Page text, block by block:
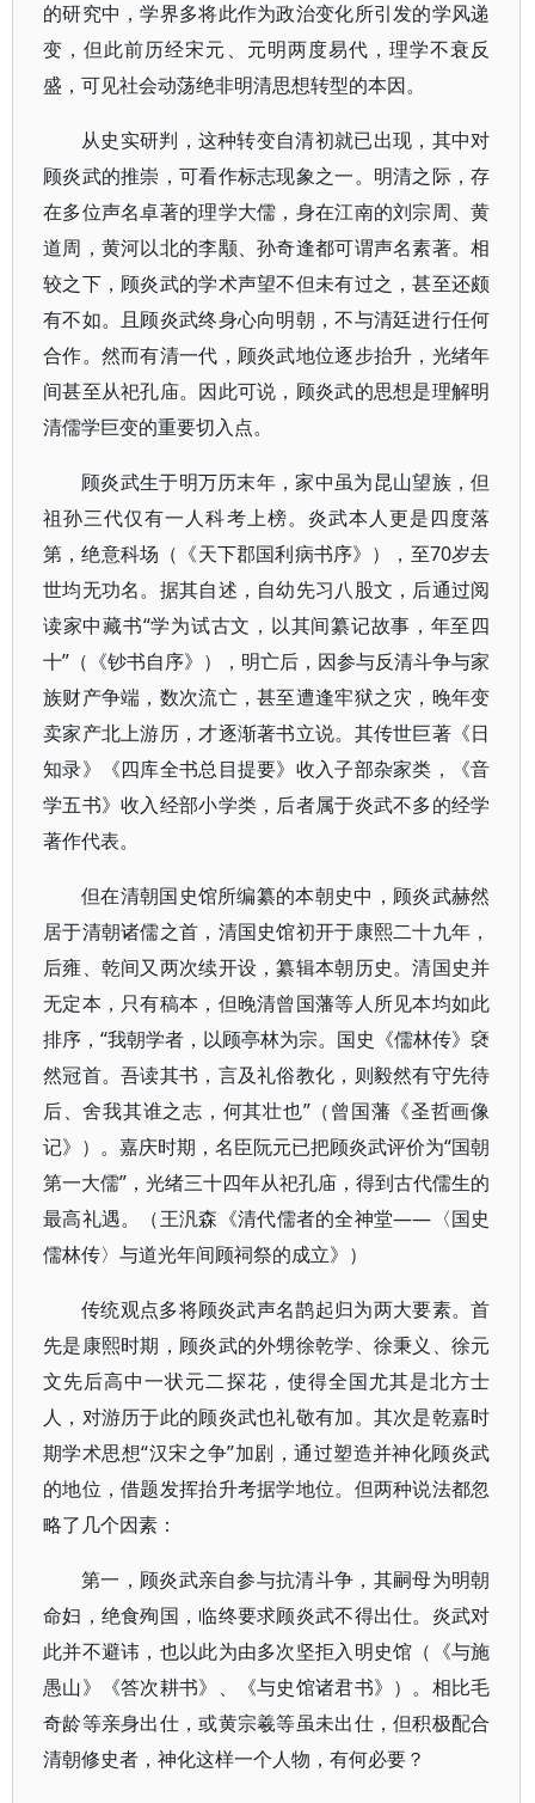
的研究中，学界多将此作为政治变化所引发的学风递
变，但此前历经宋元、元明两度易代，理学不衰反
盛，可见社会动荡绝非明清思想转型的本因。
从史实研判，这种转变自清初就已出现，其中对
顾炎武的推崇，可看作标志现象之一。明清之际，存
在多位声名卓著的理学大儒，身在江南的刘宗周、黄
道周，黄河以北的李颙、孙奇逢都可谓声名素著。相
较之下，顾炎武的学术声望不但未有过之，甚至还颇
有不如。且顾炎武终身心向明朝，不与清廷进行任何
合作。然而有清一代，顾炎武地位逐步抬升，光绪年
间甚至从祀孔庙。因此可说，顾炎武的思想是理解明
清儒学巨变的重要切入点。
顾炎武生于明万历末年，家中虽为昆山望族，但
祖孙三代仅有一人科考上榜。炎武本人更是四度落
第，绝意科场（《天下郡国利病书序》），至70岁去
世均无功名。据其自述，自幼先习八股文，后通过阅
读家中藏书“学为试古文，以其间纂记故事，年至四
十”（《钞书自序》），明亡后，因参与反清斗争与家
族财产争端，数次流亡，甚至遭逢牢狱之灾，晚年变
卖家产北上游历，才逐渐著书立说。其传世巨著《日
知录》《四库全书总目提要》收入子部杂家类，《音
学五书》收入经部小学类，后者属于炎武不多的经学
著作代表。
但在清朝国史馆所编纂的本朝史中，顾炎武赫然
居于清朝诸儒之首，清国史馆初开于康熙二十九年，
后雍、乾间又两次续开设，纂辑本朝历史。清国史并
无定本，只有稿本，但晚清曾国藩等人所见本均如此
排序，“我朝学者，以顾亭林为宗。国史《儒林传》褎
然冠首。吾读其书，言及礼俗教化，则毅然有守先待
后、舍我其谁之志，何其壮也”（曾国藩《圣哲画像
记》）。嘉庆时期，名臣阮元已把顾炎武评价为“国朝
第一大儒”，光绪三十四年从祀孔庙，得到古代儒生的
最高礼遇。（王汎森《清代儒者的全神堂——〈国史
儒林传〉与道光年间顾祠祭的成立》）
传统观点多将顾炎武声名鹊起归为两大要素。首
先是康熙时期，顾炎武的外甥徐乾学、徐秉义、徐元
文先后高中一状元二探花，使得全国尤其是北方士
人，对游历于此的顾炎武也礼敬有加。其次是乾嘉时
期学术思想“汉宋之争”加剧，通过塑造并神化顾炎武
的地位，借题发挥抬升考据学地位。但两种说法都忽
略了几个因素：
第一，顾炎武亲自参与抗清斗争，其嗣母为明朝
命妇，绝食殉国，临终要求顾炎武不得出仕。炎武对
此并不避讳，也以此为由多次坚拒入明史馆（《与施
愚山》《答次耕书》、《与史馆诸君书》）。相比毛
奇龄等亲身出仕，或黄宗羲等虽未出仕，但积极配合
清朝修史者，神化这样一个人物，有何必要？